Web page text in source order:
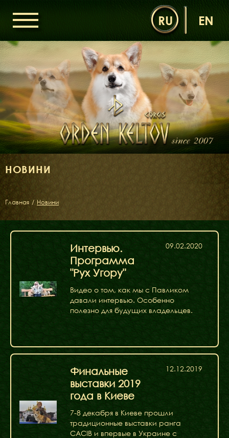
НОВИНИ
Главная / Новини
Интервью.
Программа
"Рух Угору"
Видео о том, как мы с Павликом
давали интервью. Особенно
полезно для будущих владельцев.
09.02.2020
Финальные
выставки 2019
года в Киеве
7-8 декабря в Киеве прошли
традиционные выставки ранга
CACIB и впервые в Украине с
12.12.2019
RU EN
ОРДЕН КЕЛЬТІВ
НОВИНИ
ДИТЯЧА КІМНАТА
КОНТАКТИ
НАШІ КОРГІ
ДАМИ ОРДЕНУ
КАВАЛЕРИ ОРДЕНУ
ДИТЯЧА КІМНАТА
БІБЛІОТЕКА
МІФИ
ФАКТИ